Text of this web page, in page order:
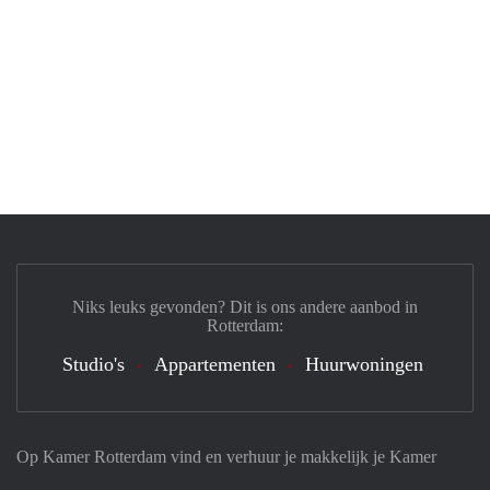
Op Kamer Rotterdam vind en verhuur je makkelijk je Kamer
Niks leuks gevonden? Dit is ons andere aanbod in
Rotterdam:
Studio's Appartementen Huurwoningen